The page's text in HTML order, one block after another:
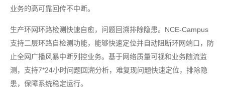
业务的高可靠回传不中断。
生产环网环路检测快速自愈，问题回溯排除隐患。NCE-Campus
支持二层环路自检测功能，能够快速定位并自动阻断环网端口，防
止全网广播风暴中断列控业务。基于网络质量可视和业务随流监
测，支持7*24小时问题回溯分析，难复现问题快速定位，排除隐
患，保障系统稳定运行。